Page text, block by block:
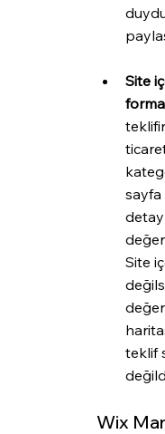
Site
sayfa
Site
teklif
Wix